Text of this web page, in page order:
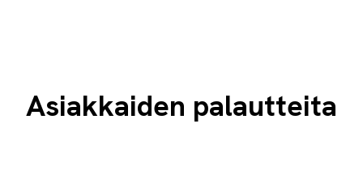
Asiakkaiden palautteita